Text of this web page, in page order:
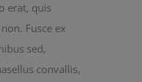
erat, quis
Fusce ex
sed,
convallis,